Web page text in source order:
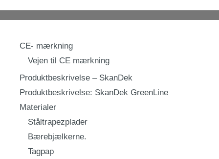
CE- mærkning
Vejen til CE mærkning
Produktbeskrivelse – SkanDek
Produktbeskrivelse: SkanDek GreenLine
Materialer
Ståltrapezplader
Bærebjælkerne.
Tagpap